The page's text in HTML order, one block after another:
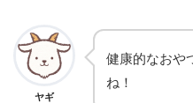
ヤギ
健康的なおや
ね！